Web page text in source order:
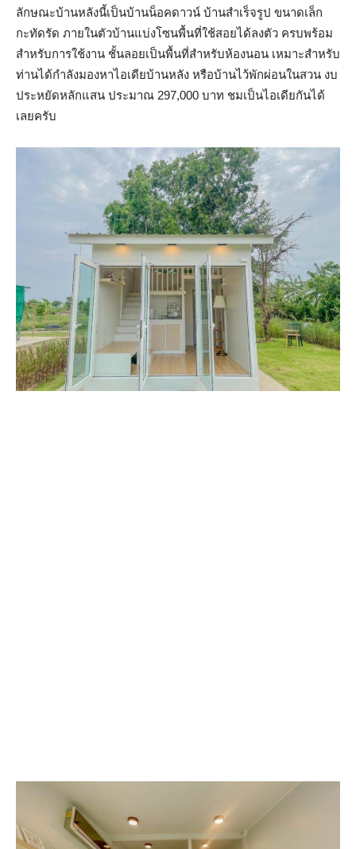
ลักษณะบ้านหลังนี้เป็นบ้านน็อคดาวน์ บ้านสำเร็จรูป ขนาดเล็ก
กะทัดรัด ภายในตัวบ้านแบ่งโซนพื้นที่ใช้สอยได้ลงตัว ครบพร้อม
สำหรับการใช้งาน ชั้นลอยเป็นพื้นที่สำหรับห้องนอน เหมาะสำหรับ
ท่านได้กำลังมองหาไอเดียบ้านหลัง หรือบ้านไว้พักผ่อนในสวน งบ
ประหยัดหลักแสน ประมาณ 297,000 บาท ชมเป็นไอเดียกันได้
เลยครับ